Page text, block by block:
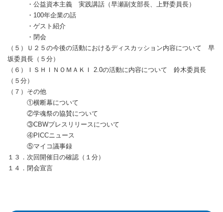
・公益資本主義 実践講話（早瀬副支部長、上野委員長）
・100年企業の話
・ゲスト紹介
・閉会
（５）Ｕ２５の今後の活動におけるディスカッション内容について 早
坂委員長（５分）
（６）ＩＳＨＩＮＯＭＡＫＩ 2.0の活動に内容について 鈴木委員長
（５分）
（７）その他
①横断幕について
②学魂祭の協賛について
③CBWプレスリリースについて
④PICCニュース
⑤マイコ議事録
１３．次回開催日の確認（１分）
１４．閉会宣言